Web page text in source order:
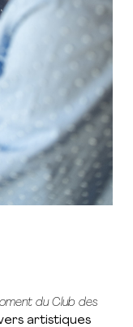
du Club des
artistiques